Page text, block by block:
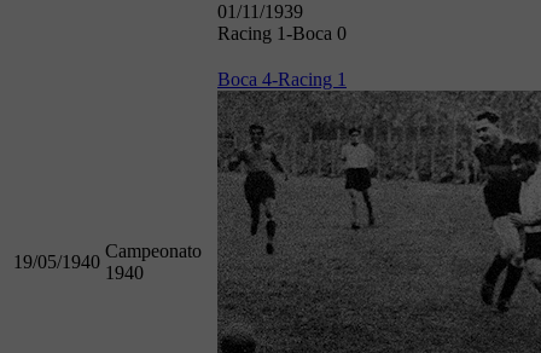
01/11/1939
Racing 1-Boca 0
19/05/1940
Campeonato
1940
Boca 4-Racing 1